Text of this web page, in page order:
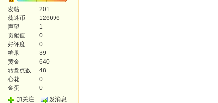
发帖
201
蕊迷币
126696
声望
1
贡献值
0
好评度
0
糖果
39
黄金
640
转盘点数
48
心花
0
金蛋
0
加关注
发消息